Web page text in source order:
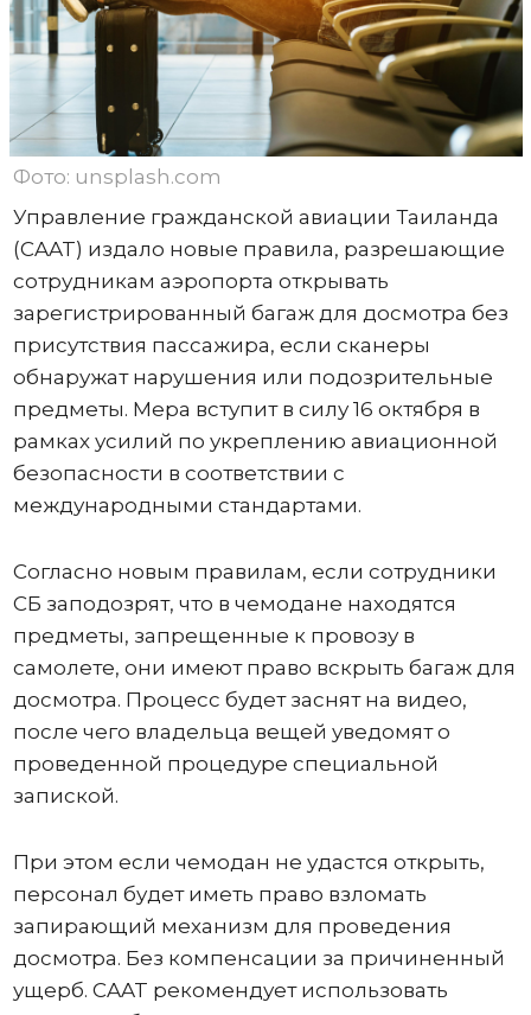
Фото: unsplash.com
Управление гражданской авиации Таиланда
(CAAT) издало новые правила, разрешающие
сотрудникам аэропорта открывать
зарегистрированный багаж для досмотра без
присутствия пассажира, если сканеры
обнаружат нарушения или подозрительные
предметы. Мера вступит в силу 16 октября в
рамках усилий по укреплению авиационной
безопасности в соответствии с
международными стандартами.
Согласно новым правилам, если сотрудники
СБ заподозрят, что в чемодане ​​находятся
предметы, запрещенные к провозу в
самолете, они имеют право вскрыть багаж для
досмотра. Процесс будет заснят на видео,
после чего владельца вещей уведомят о
проведенной процедуре специальной
запиской.
При этом если чемодан не удастся открыть,
персонал будет иметь право взломать
запирающий механизм для проведения
досмотра. Без компенсации за причиненный
ущерб. CAAT рекомендует использовать